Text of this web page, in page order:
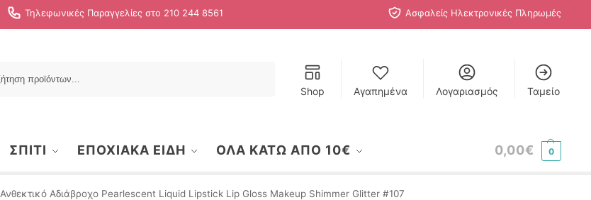
Τηλεφωνικές Παραγγελίες στο 210 244 8561 Ασφαλείς Ηλεκτρονικές Πληρωμές
Shop Αγαπημένα Λογαριασμός Ταμείο
ΣΠΙΤΙ ΕΠΟΧΙΑΚΑ ΕΙΔΗ ΟΛΑ ΚΑΤΩ ΑΠΟ 10€ 0,00€ 0
Ανθεκτικό Αδιάβροχο Pearlescent Liquid Lipstick Lip Gloss Makeup Shimmer Glitter #107